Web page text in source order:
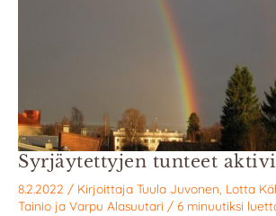
Syrjäytettyjen tunteet
8.2.2022 / Kirjoittaja Tuula Juvonen Lotta
Tainio ja Varpu Alasuutari / 6 minuutiksi